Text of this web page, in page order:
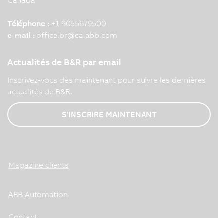
Téléphone : +1 9055679500
e-mail : office.br@ca.abb.com
Actualités de B&R par email
Inscrivez-vous dès maintenant pour suivre les dernières
actualités de B&R.
S'INSCRIRE MAINTENANT
Magazine clients
ABB Automation